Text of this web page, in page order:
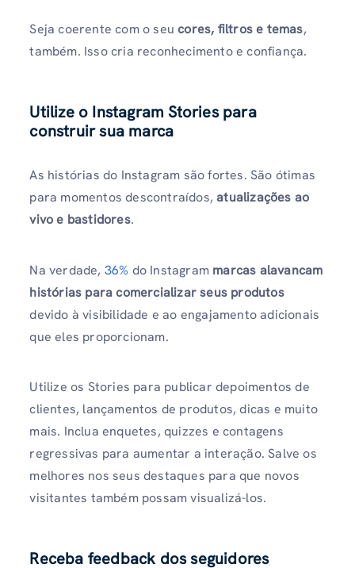
Seja coerente com o seucores, filtros e temas,
também. Isso cria reconhecimento e confiança.
Utilize o Instagram Stories para
construir sua marca
As histórias do Instagram são fortes. São ótimas
para momentos descontraídos,atualizações ao
vivo e bastidores.
Na verdade, 36% do Instagram marcas alavancam
histórias para comercializar seus produtos
devido à visibilidade e ao engajamento adicionais
que eles proporcionam.
Utilize os Stories para publicar depoimentos de
clientes, lançamentos de produtos, dicas e muito
mais. Inclua enquetes, quizzes e contagens
regressivas para aumentar a interação. Salve os
melhores nos seus destaques para que novos
visitantes também possam visualizá-los.
Receba feedback dos seguidores